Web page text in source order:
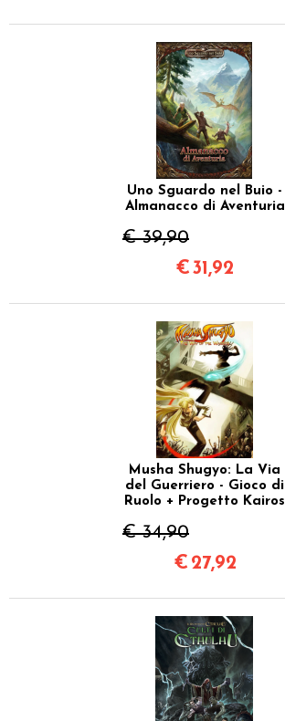
Uno Sguardo nel Buio -
Almanacco di Aventuria
€ 39,90
€31,92
Musha Shugyo: La Via
del Guerriero - Gioco di
Ruolo + Progetto Kairos
€ 34,90
€ 27,92